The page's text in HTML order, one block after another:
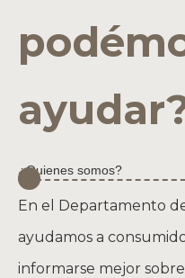
¿Quienes somos?
En el Departamento
ayudamos a
informarse mejor